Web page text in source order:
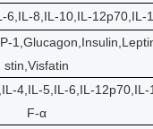
6,IL-8,IL-10,IL-12p70,IL-
stin,Visfatin
4,IL-5,IL-6,IL-12p70,IL-
F-α